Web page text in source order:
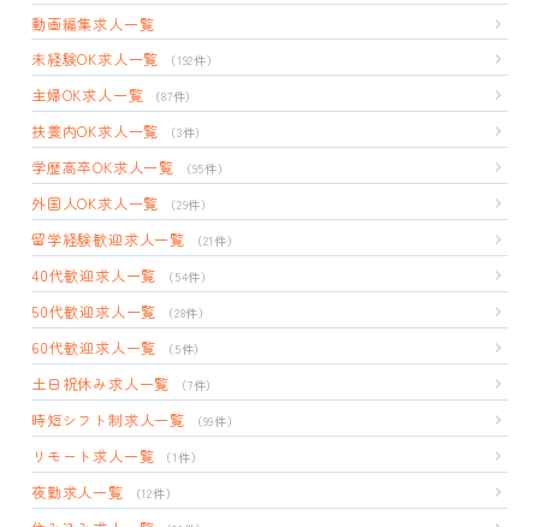
動画編集求人一覧
未経験OK求人一覧
（192件）
主婦OK求人一覧 （87件）
扶養内OK求人一覧 （3件）
学歴高卒OK求人一覧 （95件）
外国人OK求人一覧 （29件）
留学経験歓迎求人一覧 （21件）
40代歓迎求人一覧 （54件）
50代歓迎求人一覧 （28件）
60代歓迎求人一覧 （5件）
土日祝休み求人一覧 （7件）
時短シフト制求人一覧 （99件）
リモート求人一覧 （1件）
夜勤求人一覧 （12件）